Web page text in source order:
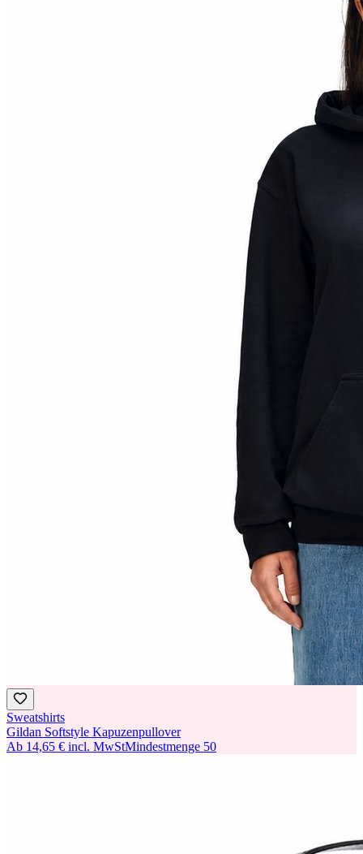
Sweatshirts
Gildan Softstyle Kapuzenpullover
Ab 14,65 € incl. MwStMindestmenge 50